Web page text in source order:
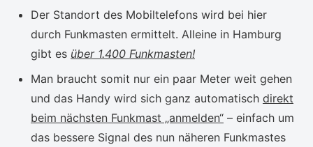
Der Standort des Mobiltelefons wird bei hier
durch Funkmasten ermittelt. Alleine in Hamburg
gibt es über 1.400 Funkmasten!
Man braucht somit nur ein paar Meter weit gehen
und das Handy wird sich ganz automatisch direkt
beim nächsten Funkmast „anmelden“ – einfach um
das bessere Signal des nun näheren Funkmastes